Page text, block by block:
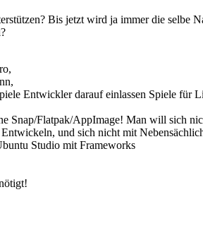
Bis jetzt wird ja immer die selbe
Entwickler darauf einlassen Spiele für
Flatpak/AppImage! Man will sich
und sich nicht mit
Studio mit Frameworks